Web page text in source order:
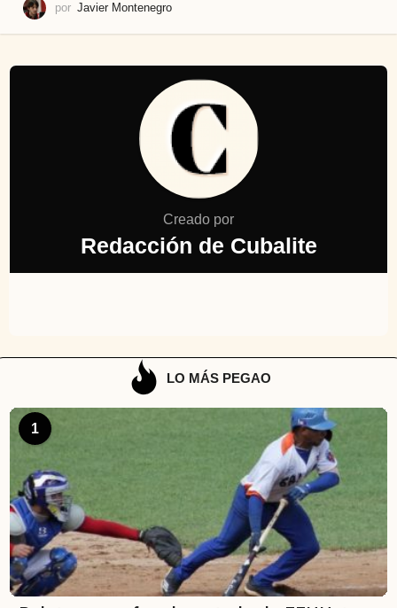
por Javier Montenegro
Creado por
Redacción de Cubalite
LO MÁS PEGAO
1